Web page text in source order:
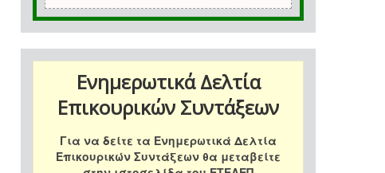
Ενημερωτικά Δελτία
Επικουρικών Συντάξεων
Για να δείτε τα Ενημερωτικά Δελτία
Επικουρικών Συντάξεων θα μεταβείτε